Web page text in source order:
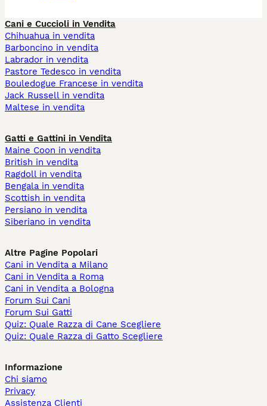
Cani e Cuccioli in Vendita
Chihuahua in vendita
Barboncino in vendita
Labrador in vendita
Pastore Tedesco in vendita
Bouledogue Francese in vendita
Jack Russell in vendita
Maltese in vendita
Gatti e Gattini in Vendita
Maine Coon in vendita
British in vendita
Ragdoll in vendita
Bengala in vendita
Scottish in vendita
Persiano in vendita
Siberiano in vendita
Altre Pagine Popolari
Cani in Vendita a Milano
Cani in Vendita a Roma
Cani in Vendita a Bologna
Forum Sui Cani
Forum Sui Gatti
Quiz: Quale Razza di Cane Scegliere
Quiz: Quale Razza di Gatto Scegliere
Informazione
Chi siamo
Privacy
Assistenza Clienti